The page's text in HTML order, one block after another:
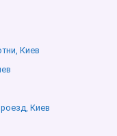
Киев
Киев